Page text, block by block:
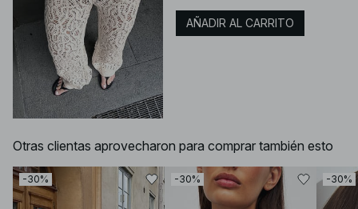
AÑADIR AL CARRITO
Otras clientas aprovecharon para comprar también esto
-30% -30% -30%